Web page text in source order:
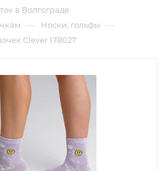
в Волгограде
— Носки, гольфы —
Clever 178027